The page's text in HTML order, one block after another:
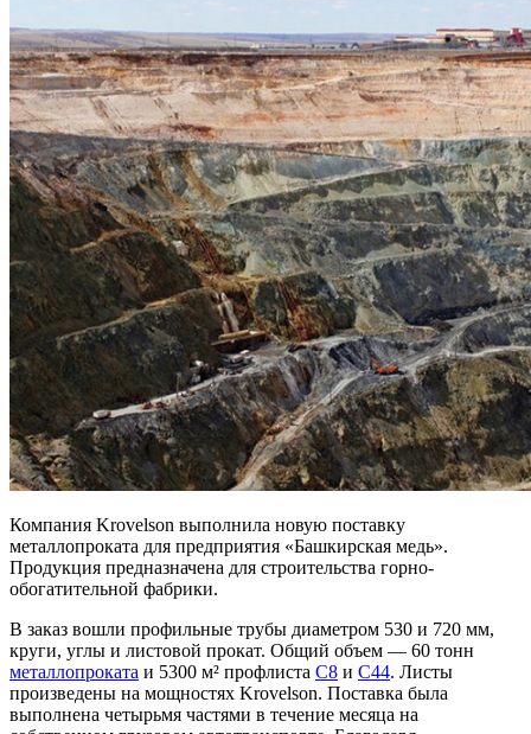
Компания Krovelson выполнила новую поставку
металлопроката для предприятия «Башкирская медь».
Продукция предназначена для строительства горно-
обогатительной фабрики.
В заказ вошли профильные трубы диаметром 530 и 720 мм,
круги, углы и листовой прокат. Общий объем — 60 тонн
металлопроката и 5300 м² профлиста С8 и С44. Листы
произведены на мощностях Krovelson. Поставка была
выполнена четырьмя частями в течение месяца на